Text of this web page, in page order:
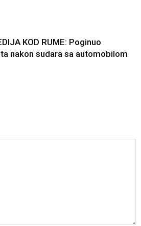
KOD RUME: Poginuo
nakon sudara sa automobilom